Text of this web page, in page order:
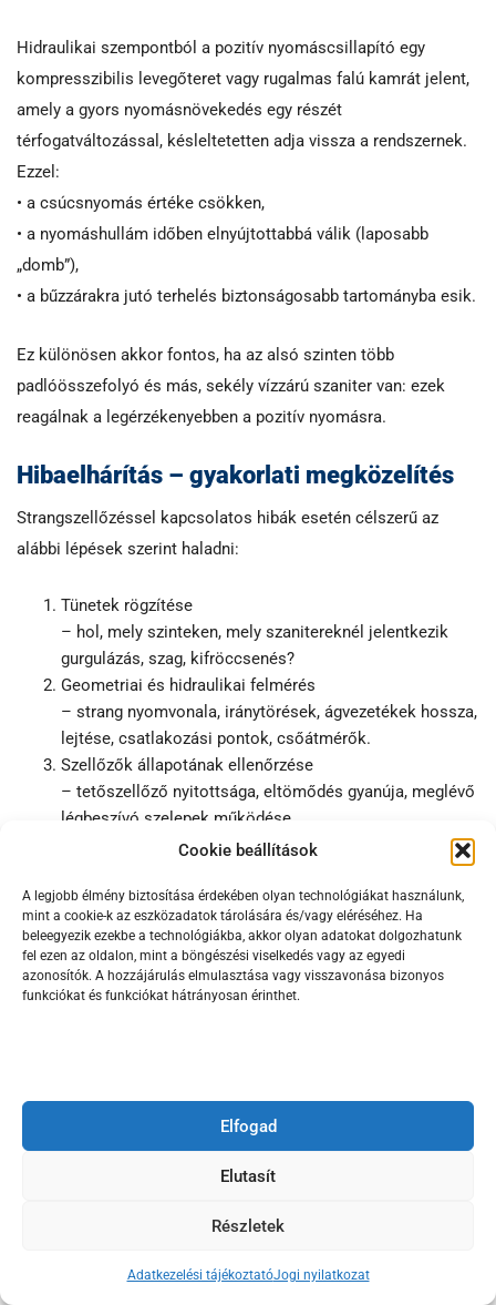
Cookie beállítások
A legjobb élmény biztosítása érdekében olyan technológiákat használunk,
mint a cookie-k az eszközadatok tárolására és/vagy eléréséhez. Ha
beleegyezik ezekbe a technológiákba, akkor olyan adatokat dolgozhatunk
fel ezen az oldalon, mint a böngészési viselkedés vagy az egyedi
azonosítók. A hozzájárulás elmulasztása vagy visszavonása bizonyos
funkciókat és funkciókat hátrányosan érinthet.
Elfogad
Elutasít
Részletek
Adatkezelési tájékoztatóJogi nyilatkozat
Hidraulikai szempontból a pozitív nyomáscsillapító egy
kompresszibilis levegőteret vagy rugalmas falú kamrát jelent,
amely a gyors nyomásnövekedés egy részét
térfogatváltozással, késleltetetten adja vissza a rendszernek.
Ezzel:
• a csúcsnyomás értéke csökken,
• a nyomáshullám időben elnyújtottabbá válik (laposabb
„domb”),
• a bűzzárakra jutó terhelés biztonságosabb tartományba esik.
Ez különösen akkor fontos, ha az alsó szinten több
padlóösszefolyó és más, sekély vízzárú szaniter van: ezek
reagálnak a legérzékenyebben a pozitív nyomásra.
Hibaelhárítás – gyakorlati megközelítés
Strangszellőzéssel kapcsolatos hibák esetén célszerű az
alábbi lépések szerint haladni:
Tünetek rögzítése
– hol, mely szinteken, mely szanitereknél jelentkezik
gurgulázás, szag, kifröccsenés?
Geometriai és hidraulikai felmérés
– strang nyomvonala, iránytörések, ágvezetékek hossza,
lejtése, csatlakozási pontok, csőátmérők.
Szellőzők állapotának ellenőrzése
– tetőszellőző nyitottsága, eltömődés gyanúja, meglévő
légbeszívó szelepek működése.
Dugulásvizsgálat
szakaszán és a vízszintes gyűjtőkben.
Beavatkozási terv
– tetőszellőző kiépítése/helyreállítása,
– mellékventiláció (strangba visszakötött szellőző)
létesítése,
Üzemeltetési és karbantartási javaslatok
és a karbantartás is fontos szerepet játszik a rendszer hosszú